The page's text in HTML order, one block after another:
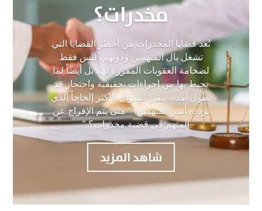
مخدرات؟
تُعد قضايا المخدرات من أخطر القضايا التي
تشغل بال المتهمين وذويهم، ليس فقط
لضخامة العقوبات المقررة لها، بل أيضاً لما
يحيط بها من إجراءات تحقيقية واحتجاز قد
يطول أمده. يبقى السؤال الأكثر إلحاحاً الذي
تردده أسر المتهمين: “ متى يتم الإفراج عن
المتهم في قضية مخدرات؟ ”....
شاهد المزيد